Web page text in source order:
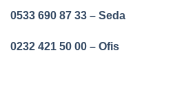
0533 690 87 33 – Seda
0232 421 50 00 – Ofis